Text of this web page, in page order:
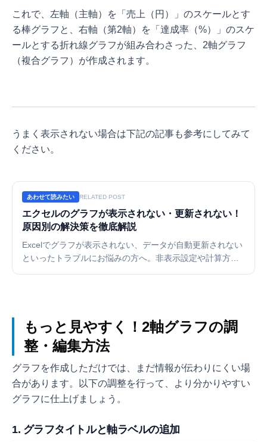
これで、左軸（主軸）を「売上（円）」のスケールとす
る棒グラフと、右軸（第2軸）を「達成率（%）」のスケ
ールとする折れ線グラフが組み合わさった、2軸グラフ
（複合グラフ）が作成されます。
うまく表示されない場合は下記の記事も参考にしてみて
ください。
あわせて読みたい RELATED POST
エクセルのグラフが表示されない・更新されない！
原因別の解決策を徹底解説
Excelでグラフが表示されない、データが自動更新されない
といったトラブルにお悩みの方へ。非表示設定や計算方法
もっと見やすく！2軸グラフの調
整・編集方法
グラフを作成しただけでは、まだ情報が伝わりにくい場
合があります。以下の調整を行って、より分かりやすい
グラフに仕上げましょう。
1. グラフタイトルと軸ラベルの追加